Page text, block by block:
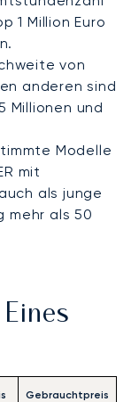
1 Million Euro
von
anderen sind
Millionen und
Modelle
mit
als junge
mehr als 50
Gebrauchtpreis